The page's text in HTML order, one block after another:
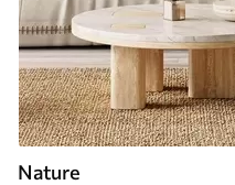
Nature